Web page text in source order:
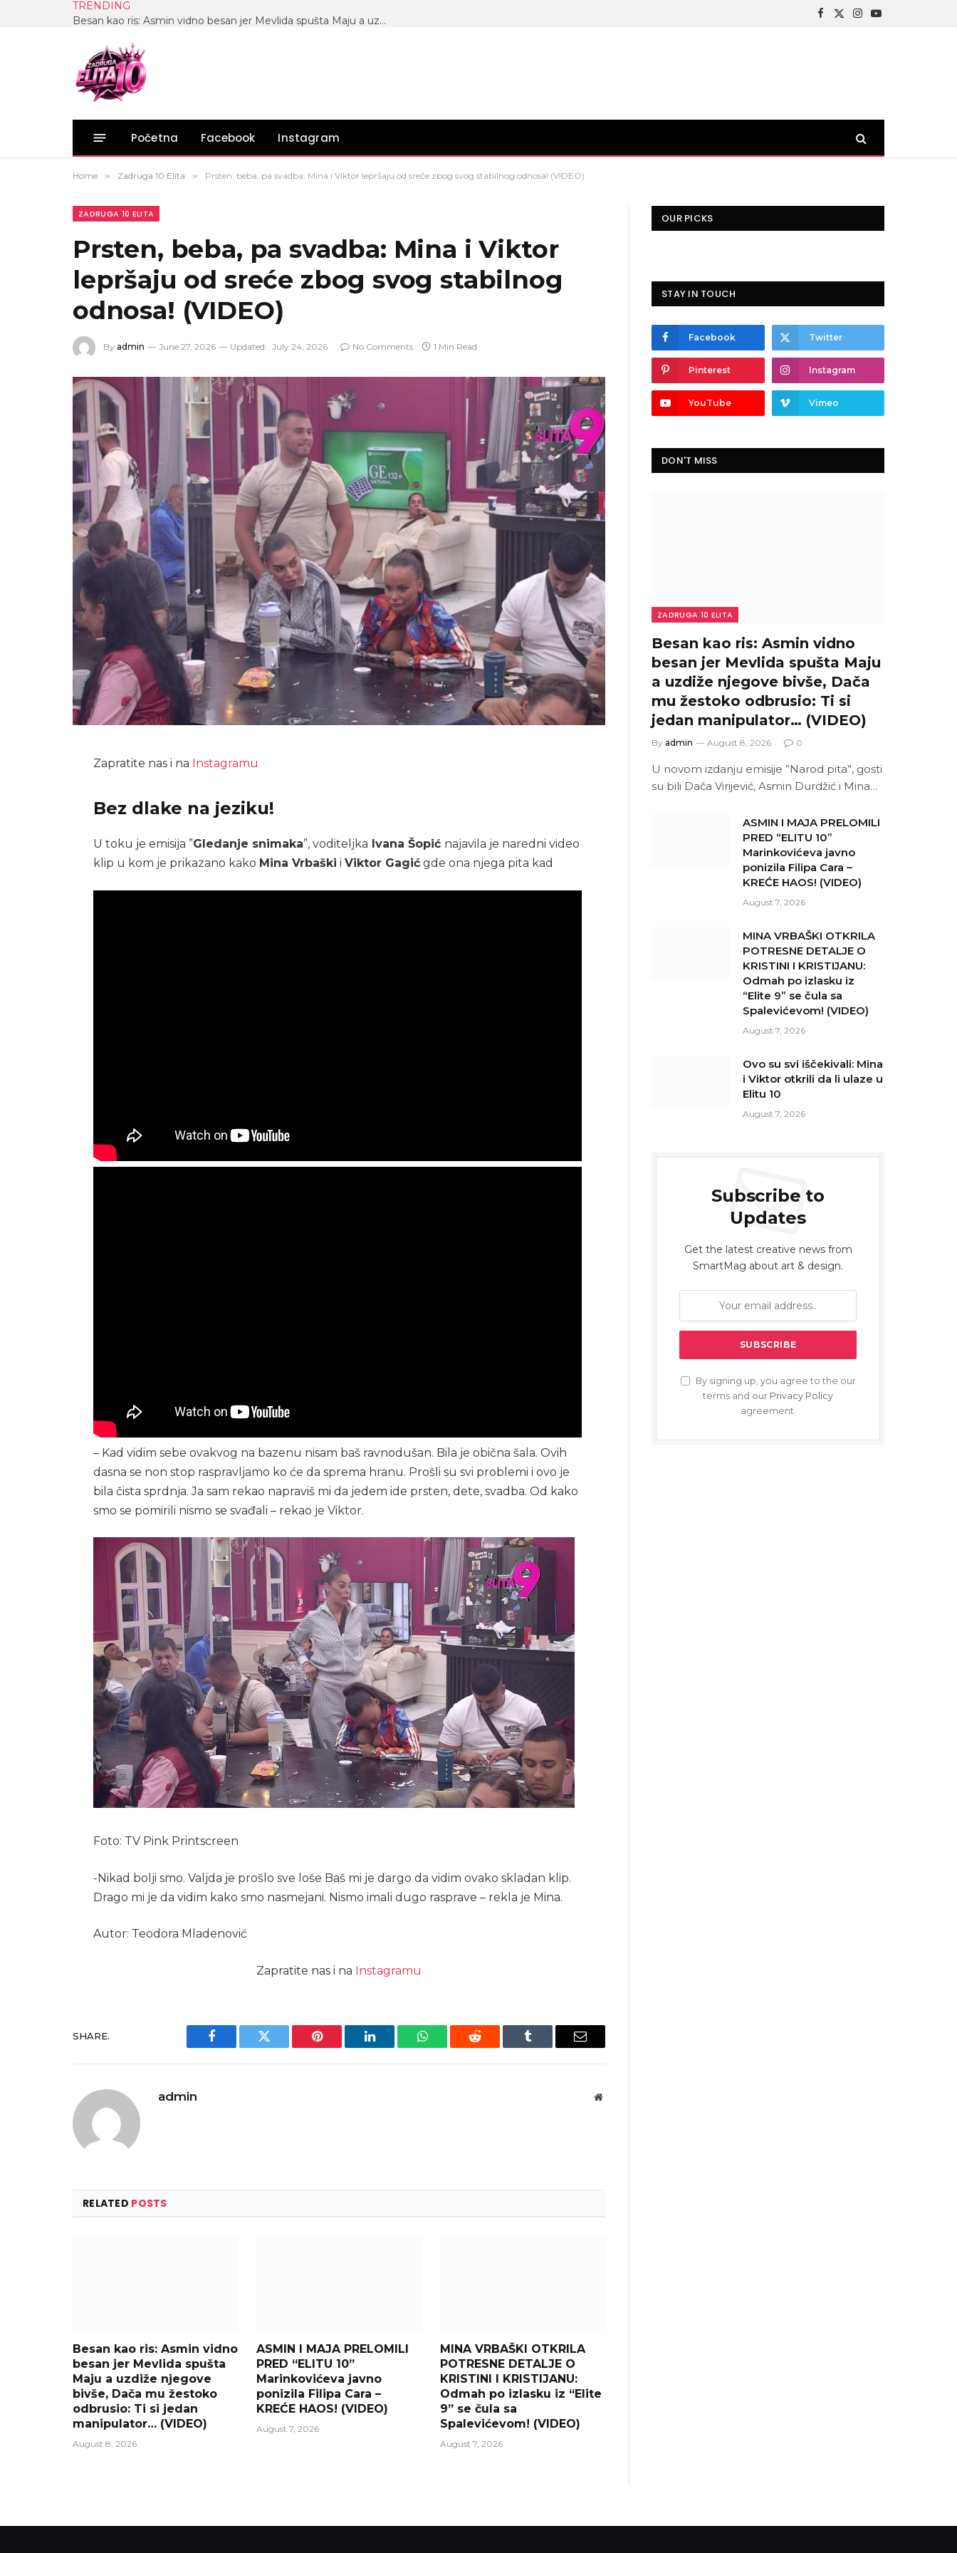
TRENDING
Besan kao ris: Asmin vidno besan jer Mevlida spušta Maju a uzdiže njegove bivše, Dača mu žestoko odbrusio: Ti si jedan manipulator… (VIDEO)
Facebook
X
Instagram
YouTube
Početna Facebook Instagram
Home » Zadruga 10 Elita » Prsten, beba, pa svadba: Mina i Viktor lepršaju od sreće zbog svog stabilnog odnosa! (VIDEO)
ZADRUGA 10 ELITA
Prsten, beba, pa svadba: Mina i Viktor
lepršaju od sreće zbog svog stabilnog
odnosa! (VIDEO)
By admin June 27, 2026 Updated: July 24, 2026 No Comments 1 Min Read
Zapratite nas i na Instagramu
Bez dlake na jeziku!
U toku je emisija ”Gledanje snimaka”, voditeljka Ivana Šopić najavila je naredni video
klip u kom je prikazano kako Mina Vrbaški iViktor Gagić gde ona njega pita kad
– Kad vidim sebe ovakvog na bazenu nisam baš ravnodušan. Bila je obična šala. Ovih
dasna se non stop raspravljamo ko će da sprema hranu. Prošli su svi problemi i ovo je
bila čista sprdnja. Ja sam rekao napraviš mi da jedem ide prsten, dete, svadba. Od kako
smo se pomirili nismo se svađali – rekao je Viktor.
Foto: TV Pink Printscreen
-Nikad bolji smo. Valjda je prošlo sve loše Baš mi je dargo da vidim ovako skladan klip.
Drago mi je da vidim kako smo nasmejani. Nismo imali dugo rasprave – rekla je Mina.
Autor: Teodora Mladenović
Zapratite nas i na Instagramu
SHARE.
Facebook Twitter Pinterest LinkedIn WhatsAppReddit Tumblr Email
admin Website
RELATED POSTS
Besan kao ris: Asmin vidno
besan jer Mevlida spušta
Maju a uzdiže njegove
bivše, Dača mu žestoko
odbrusio: Ti si jedan
manipulator… (VIDEO)
August 8, 2026
ASMIN I MAJA PRELOMILI
PRED “ELITU 10”
Marinkovićeva javno
ponizila Filipa Cara –
KREĆE HAOS! (VIDEO)
August 7, 2026
MINA VRBAŠKI OTKRILA
POTRESNE DETALJE O
KRISTINI I KRISTIJANU:
Odmah po izlasku iz “Elite
9” se čula sa
Spalevićevom! (VIDEO)
August 7, 2026
OUR PICKS
STAY IN TOUCH
Facebook Twitter
Pinterest Instagram
YouTube Vimeo
DON'T MISS
ZADRUGA 10 ELITA
Besan kao ris: Asmin vidno
besan jer Mevlida spušta Maju
a uzdiže njegove bivše, Dača
mu žestoko odbrusio: Ti si
jedan manipulator… (VIDEO)
By admin August 8, 2026 0
U novom izdanju emisije ”Narod pita”, gosti
su bili Dača Virijević, Asmin Durdžić i Mina…
ASMIN I MAJA PRELOMILI
PRED “ELITU 10”
Marinkovićeva javno
ponizila Filipa Cara –
KREĆE HAOS! (VIDEO)
August 7, 2026
MINA VRBAŠKI OTKRILA
POTRESNE DETALJE O
KRISTINI I KRISTIJANU:
Odmah po izlasku iz
“Elite 9” se čula sa
Spalevićevom! (VIDEO)
August 7, 2026
Ovo su svi iščekivali: Mina
i Viktor otkrili da li ulaze u
Elitu 10
August 7, 2026
Subscribe to
Updates
Get the latest creative news from
SmartMag about art & design.
By signing up, you agree to the our
terms and our Privacy Policy
agreement.